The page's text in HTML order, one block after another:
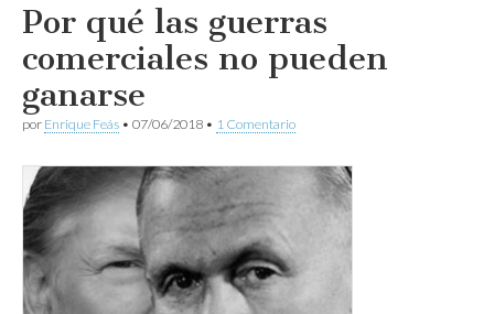
Por qué las guerras
comerciales no pueden
ganarse
por Enrique Feás • 07/06/2018 • 1 Comentario